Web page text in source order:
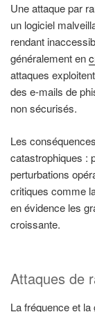
Une attaque par
un logiciel
rendant
généralement en
attaques
des e-mails de
non sécurisés.
Les
catastrophiques :
perturbations
critiques comme
en évidence les
croissante.
Attaques de
La fréquence et